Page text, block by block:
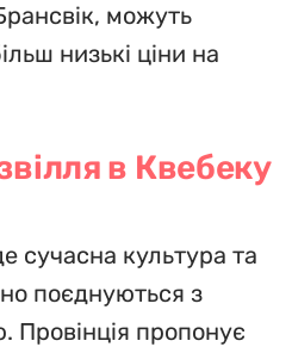
можуть
низькі ціни на
в Квебеку
сучасна культура та
поєднуються з
пропонує